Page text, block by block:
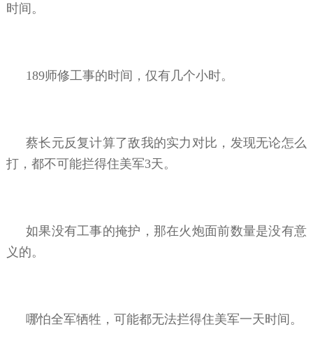
时间。
189师修工事的时间，仅有几个小时。
蔡长元反复计算了敌我的实力对比，发现无论怎么
打，都不可能拦得住美军3天。
如果没有工事的掩护，那在火炮面前数量是没有意
义的。
哪怕全军牺牲，可能都无法拦得住美军一天时间。